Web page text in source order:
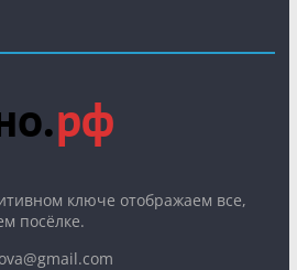
ключе отображаем все,
посёлке.